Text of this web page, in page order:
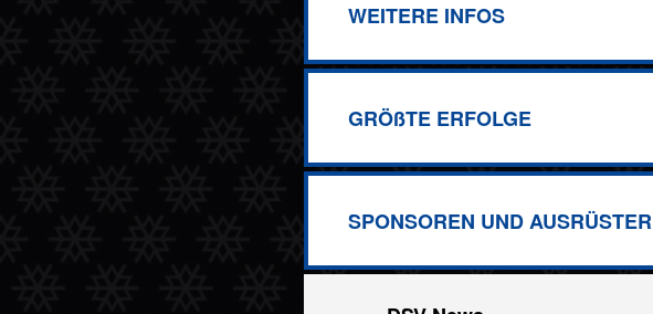
WEITERE INFOS
GRÖßTE ERFOLGE
SPONSOREN UND AUSRÜSTER